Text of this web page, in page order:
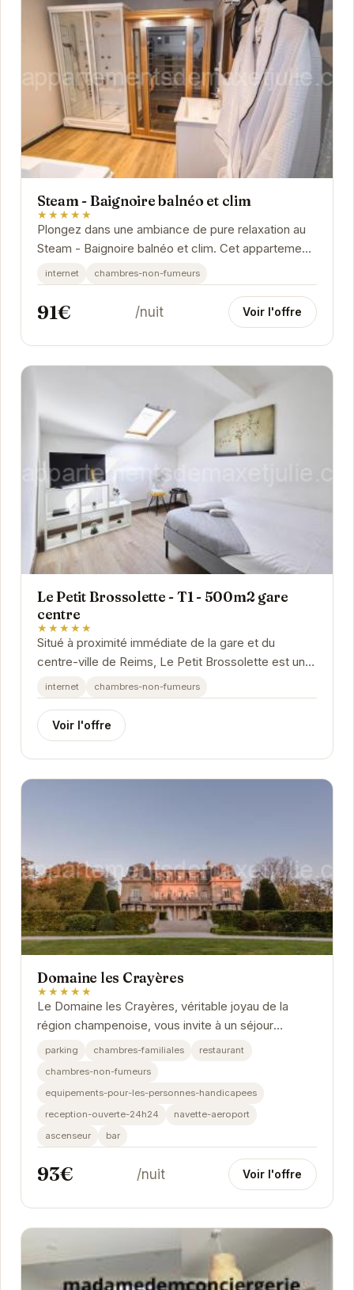
Steam - Baignoire balnéo et clim
★★★★★
Plongez dans une ambiance de pure relaxation au
Steam - Baignoire balnéo et clim. Cet appartement
élégant vous offre un refuge paisible au cœur...
internet chambres-non-fumeurs
91€ /nuit Voir l'offre
Le Petit Brossolette - T1 - 500m2 gare
centre
★★★★★
Situé à proximité immédiate de la gare et du
centre-ville de Reims, Le Petit Brossolette est un
appartement T1 moderne et fonctionnel. Il offre...
internet chambres-non-fumeurs
Voir l'offre
Domaine les Crayères
★★★★★
Le Domaine les Crayères, véritable joyau de la
région champenoise, vous invite à un séjour
inoubliable. Installé dans un ancien manoir entouré...
parking chambres-familiales
restaurant
chambres-non-fumeurs
equipements-pour-les-personnes-handicapees
reception-ouverte-24h24
navette-aeroport
ascenseur
bar
93€ /nuit Voir l'offre